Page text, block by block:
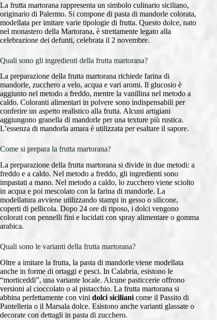
La frutta martorana rappresenta un simbolo culinario siciliano,
originario di Palermo. Si compone di pasta di mandorle colorata,
modellata per imitare varie tipologie di frutta. Questo dolce, nato
nel monastero della Martorana, è strettamente legato alla
celebrazione dei defunti, celebrata il 2 novembre.
Quali sono gli ingredienti della frutta martorana?
La preparazione della frutta martorana richiede farina di
mandorle, zucchero a velo, acqua e vari aromi. Il glucosio è
aggiunto nel metodo a freddo, mentre la vanillina nel metodo a
caldo. Coloranti alimentari in polvere sono indispensabili per
conferire un aspetto realistico alla frutta. Alcuni artigiani
aggiungono granella di mandorle per una texture più rustica.
L’essenza di mandorla amara è utilizzata per esaltare il sapore.
Come si prepara la frutta martorana?
La preparazione della frutta martorana si divide in due metodi: a
freddo e a caldo. Nel metodo a freddo, gli ingredienti sono
impastati a mano. Nel metodo a caldo, lo zucchero viene sciolto
in acqua e poi mescolato con la farina di mandorle. La
modellatura avviene utilizzando stampi in gesso o silicone,
coperti di pellicola. Dopo 24 ore di riposo, i dolci vengono
colorati con pennelli fini e lucidati con spray alimentare o gomma
arabica.
Quali sono le varianti della frutta martorana?
Oltre a imitare la frutta, la pasta di mandorle viene modellata
anche in forme di ortaggi e pesci. In Calabria, esistono le
“morticeddi”, una variante locale. Alcune pasticcerie offrono
versioni al cioccolato o al pistacchio. La frutta martorana si
abbina perfettamente con vini dolci siciliani come il Passito di
Pantelleria o il Marsala dolce. Esistono anche varianti glassate o
decorate con dettagli in pasta di zucchero.